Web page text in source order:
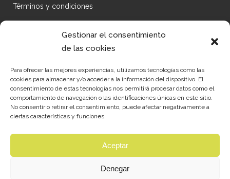
Gestionar el consentimiento
de las cookies
Para ofrecer las mejores experiencias, utilizamos tecnologías como las
cookies para almacenar y/o acceder a la información del dispositivo. El
consentimiento de estas tecnologías nos permitirá procesar datos como el
comportamiento de navegación o las identificaciones únicas en este sitio.
No consentir o retirar el consentimiento, puede afectar negativamente a
ciertas características y funciones.
Aceptar
Denegar
Términos y condiciones
Empresa Ubicada en León
24195 Villaobispo de las Regueras